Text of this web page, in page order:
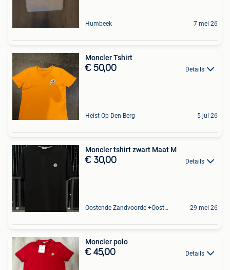
Humbeek 7 mei 26
Moncler Tshirt
€ 50,00 Details
Heist-Op-Den-Berg 5 jul 26
Moncler tshirt zwart Maat M
€ 30,00 Details
Oostende Zandvoorde +Oostende 29 mei 26
Moncler polo
€ 45,00 Details